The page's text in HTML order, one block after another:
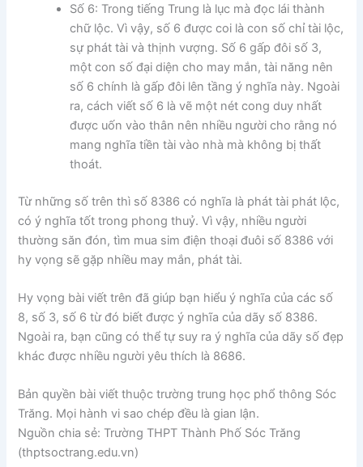
Số 6: Trong tiếng Trung là lục mà đọc lái thành
chữ lộc. Vì vậy, số 6 được coi là con số chỉ tài lộc,
sự phát tài và thịnh vượng. Số 6 gấp đôi số 3,
một con số đại diện cho may mắn, tài năng nên
số 6 chính là gấp đôi lên tầng ý nghĩa này. Ngoài
ra, cách viết số 6 là vẽ một nét cong duy nhất
được uốn vào thân nên nhiều người cho rằng nó
mang nghĩa tiền tài vào nhà mà không bị thất
thoát.
Từ những số trên thì số 8386 có nghĩa là phát tài phát lộc,
có ý nghĩa tốt trong phong thuỷ. Vì vậy, nhiều người
thường săn đón, tìm mua sim điện thoại đuôi số 8386 với
hy vọng sẽ gặp nhiều may mắn, phát tài.
Hy vọng bài viết trên đã giúp bạn hiểu ý nghĩa của các số
8, số 3, số 6 từ đó biết được ý nghĩa của dãy số 8386.
Ngoài ra, bạn cũng có thể tự suy ra ý nghĩa của dãy số đẹp
khác được nhiều người yêu thích là 8686.
Bản quyền bài viết thuộc trường trung học phổ thông Sóc
Trăng. Mọi hành vi sao chép đều là gian lận.
Nguồn chia sẻ: Trường THPT Thành Phố Sóc Trăng
(thptsoctrang.edu.vn)